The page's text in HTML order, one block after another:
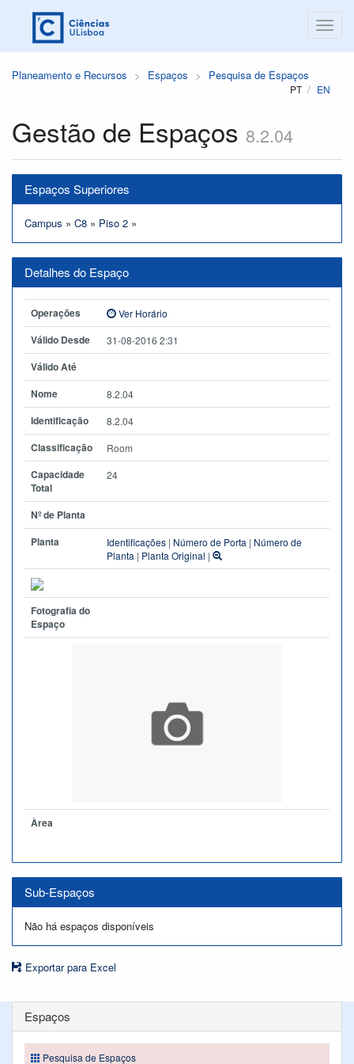
Planeamento e Recursos Espaços Pesquisa de Espaços
PT EN
Gestão de Espaços 8.2.04
Espaços Superiores
Campus » C8 » Piso 2 »
Detalhes do Espaço
Operações Ver Horário
Válido Desde 31-08-2016 2:31
Válido Até
Nome
8.2.04
Identificação 8.2.04
Classificação Room
Capacidade
Total
24
Nº de Planta
Planta
Identificações | Número de Porta | Número de
Planta | Planta Original |
Fotografia do
Espaço
Àrea
Sub-Espaços
Não há espaços disponíveis
Exportar para Excel
Espaços
Pesquisa de Espaços